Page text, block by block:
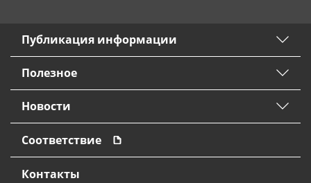
Публикация информации
Полезное
Новости
Соответствие
Контакты